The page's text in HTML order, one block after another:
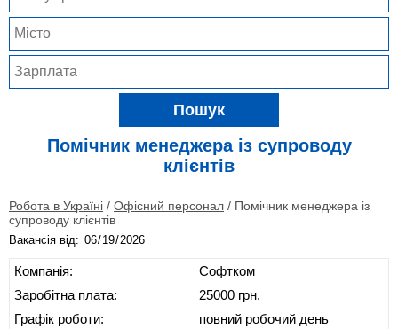
Пошук
Помічник менеджера із супроводу
клієнтів
Робота в Україні / Офісний персонал / Помічник менеджера із
супроводу клієнтів
Вакансія від:
Компанія:
Заробітна плата:
Графік роботи:
Софтком
25000 грн.
повний робочий день